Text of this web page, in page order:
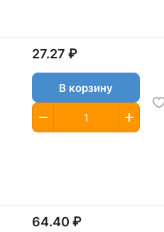
27.27 ₽
В корзину
64.40 ₽